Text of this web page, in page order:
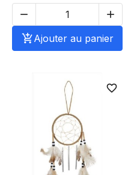


Ajouter au panier
favorite_border